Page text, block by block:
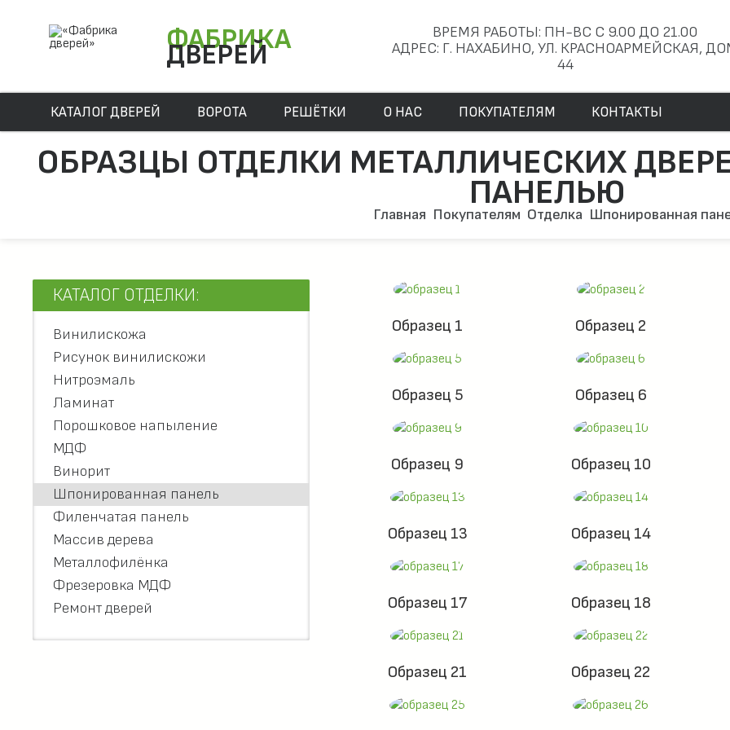
ФАБРИКА
ДВЕРЕЙ
ВРЕМЯ РАБОТЫ: ПН-ВС С 9.00 ДО 21.00
АДРЕС: Г. НАХАБИНО, УЛ. КРАСНОАРМЕЙСКАЯ,
44
КАТАЛОГ ДВЕРЕЙ ВОРОТА РЕШЁТКИ О НАС ПОКУПАТЕЛЯМ КОНТАКТЫ
ОБРАЗЦЫ ОТДЕЛКИ МЕТАЛЛИЧЕСКИХ
ПАНЕЛЬЮ
Главная Покупателям Отделка Шпонированная
КАТАЛОГ ОТДЕЛКИ:
Винилискожа
Рисунок винилискожи
Нитроэмаль
Ламинат
Порошковое напыление
МДФ
Винорит
Шпонированная панель
Филенчатая панель
Массив дерева
Металлофилёнка
Фрезеровка МДФ
Ремонт дверей
Образец 1 Образец 2
Образец 5 Образец 6
Образец 9 Образец 10
Образец 13 Образец 14
Образец 17 Образец 18
Образец 21 Образец 22